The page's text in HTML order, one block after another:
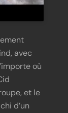
avec
où
et le
d’un